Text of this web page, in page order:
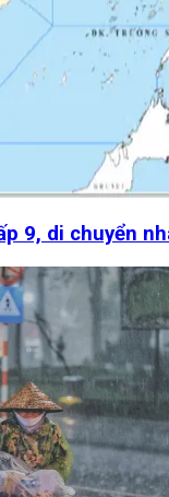
9, di chuyển